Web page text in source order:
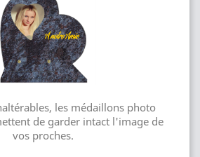
les médaillons photo
de garder intact l'image de
vos proches.